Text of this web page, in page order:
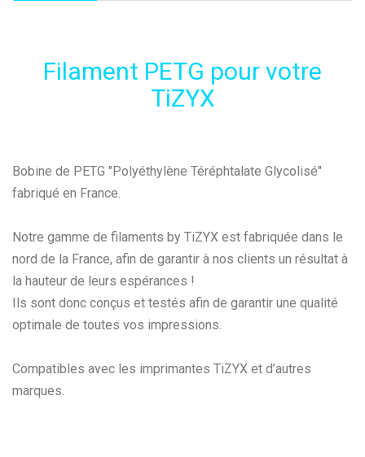
Filament PETG pour votre
TiZYX
Bobine de PETG "Polyéthylène Téréphtalate Glycolisé"
fabriqué en France.
Notre gamme de filaments by TiZYX est fabriquée dans le
nord de la France, afin de garantir à nos clients un résultat à
la hauteur de leurs espérances !
Ils sont donc conçus et testés afin de garantir une qualité
optimale de toutes vos impressions.
Compatibles avec les imprimantes TiZYX et d’autres
marques.